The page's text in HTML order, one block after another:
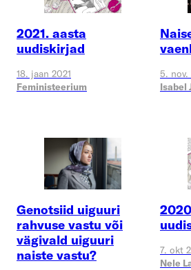
2021. aasta
uudiskirjad
18. jaan 2021
Feministeerium
5.
Isabel
Genotsiid uiguuri
rahvuse vastu või
vägivald uiguuri
naiste vastu?
7. okt
Nele